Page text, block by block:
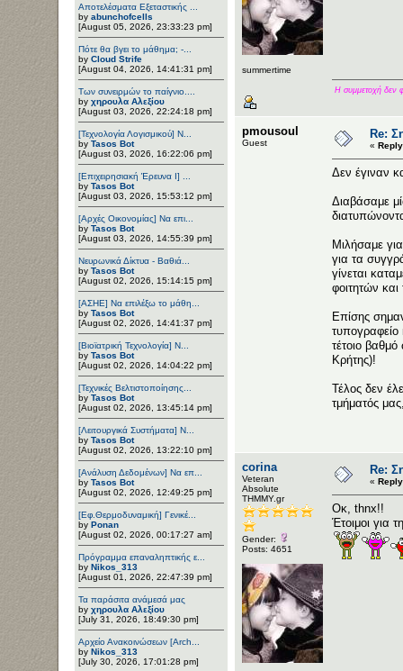
Αποτελέσματα Εξεταστικής ...
by abunchofcells
[August 05, 2026, 23:33:23 pm]
Πότε θα βγει το μάθημα; -...
by Cloud Strife
[August 04, 2026, 14:41:31 pm]
Των συνειρμών το παίγνιο....
by χηρουλα Αλεξίου
[August 03, 2026, 22:24:18 pm]
[Τεχνολογία Λογισμικού] Ν...
by Tasos Bot
[August 03, 2026, 16:22:06 pm]
[Επιχειρησιακή Έρευνα Ι] ...
by Tasos Bot
[August 03, 2026, 15:53:12 pm]
[Αρχές Οικονομίας] Να επι...
by Tasos Bot
[August 03, 2026, 14:55:39 pm]
Νευρωνικά Δίκτυα - Βαθιά...
by Tasos Bot
[August 02, 2026, 15:14:15 pm]
[ΑΣΗΕ] Να επιλέξω το μάθη...
by Tasos Bot
[August 02, 2026, 14:41:37 pm]
[Βιοϊατρική Τεχνολογία] Ν...
by Tasos Bot
[August 02, 2026, 14:04:22 pm]
[Τεχνικές Βελτιστοποίησης...
by Tasos Bot
[August 02, 2026, 13:45:14 pm]
[Λειτουργικά Συστήματα] Ν...
by Tasos Bot
[August 02, 2026, 13:22:10 pm]
[Ανάλυση Δεδομένων] Να επ...
by Tasos Bot
[August 02, 2026, 12:49:25 pm]
[Εφ.Θερμοδυναμική] Γενικέ...
by Ponan
[August 02, 2026, 00:17:27 am]
Πρόγραμμα επαναληπτικής ε...
by Nikos_313
[August 01, 2026, 22:47:39 pm]
Τα παράσιτα ανάμεσά μας
by χηρουλα Αλεξίου
[July 31, 2026, 18:49:30 pm]
Αρχείο Ανακοινώσεων [Arch...
by Nikos_313
[July 30, 2026, 17:01:28 pm]
summertime
Η συμμετοχή δεν
pmousoul
Guest
Re:
«
Δεν έγιναν
Διαβάσαμε
Μιλήσαμε
για τα
γίνεται
φοιτητών
Επίσης
τυπογραφείο
τέτοιο
Κρήτης)!
Τέλος δεν
τμήματός
corina
Veteran
Αbsolute
ΤΗΜΜΥ.gr
Gender:
Posts: 4651
Re:
«
Οκ, thnx!!
Έτοιμοι για